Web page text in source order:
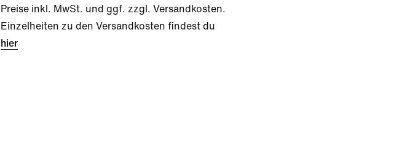
Preise inkl. MwSt. und ggf. zzgl. Versandkosten.
Einzelheiten zu den Versandkosten findest du
hier